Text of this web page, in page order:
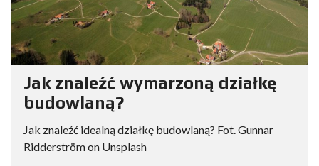
Jak znaleźć wymarzoną działkę
budowlaną?
Jak znaleźć idealną działkę budowlaną? Fot. Gunnar
Ridderström on Unsplash